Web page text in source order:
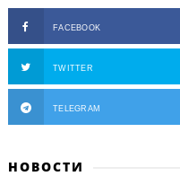
FACEBOOK
TWITTER
TELEGRAM
НОВОСТИ